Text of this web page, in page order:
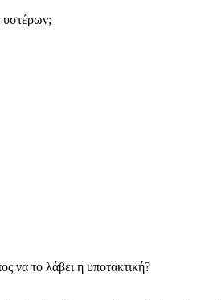
υστέρων;
να το λάβει η υποτακτική?